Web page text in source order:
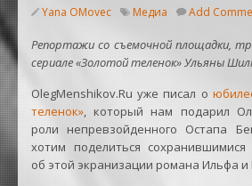
Yana OMovec Медиа Add
Репортажи со съемочной площадки,
сериале «Золотой теленок» Ульяны
OlegMenshikov.Ru уже писал о
теленок», который нам подарил
роли непревзойденного Остапа
хотим поделиться
об этой экранизации романа Ильфа и